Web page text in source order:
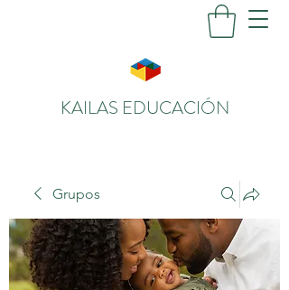
KAILAS EDUCACIÓN
Grupos